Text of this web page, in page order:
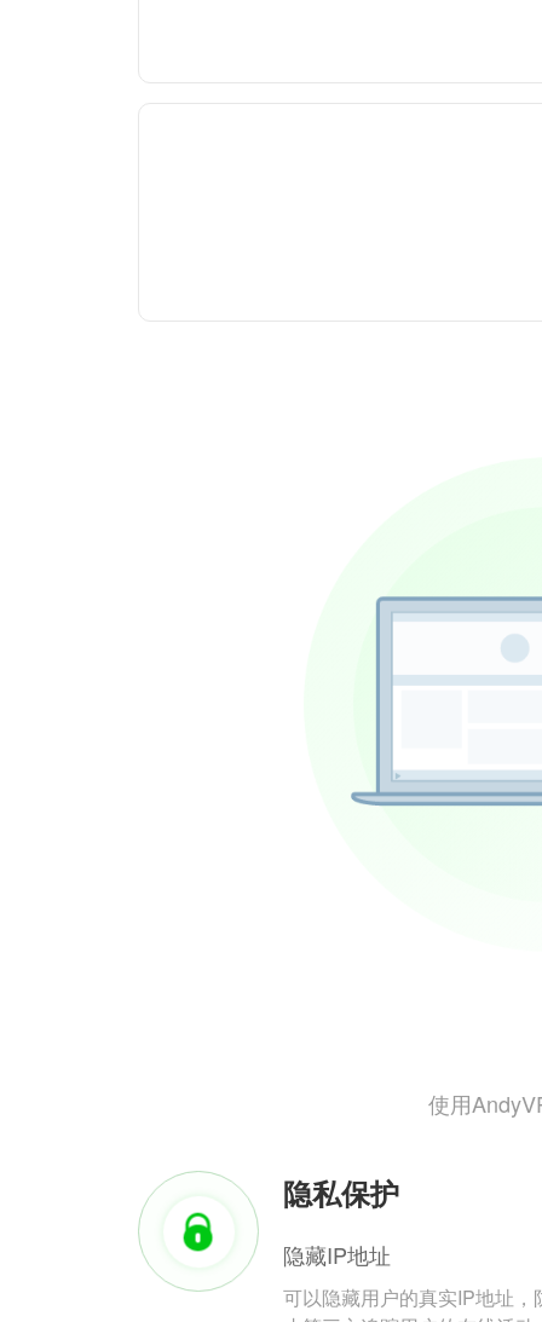
使用
隐私保护
隐藏IP地址
可以隐藏用户的真实IP地址，